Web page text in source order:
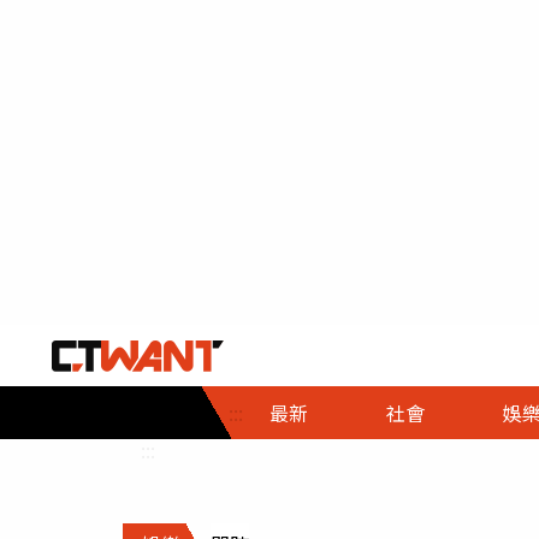
::: 最新 社會
社會首頁
時事
調查
娛樂
娛樂首頁
即時
財經首頁
熱線
政